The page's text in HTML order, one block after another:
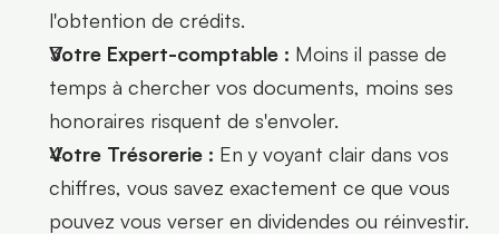
l'obtention de crédits.
Votre Expert-comptable : Moins il passe de
temps à chercher vos documents, moins ses
honoraires risquent de s'envoler.
Votre Trésorerie : En y voyant clair dans vos
chiffres, vous savez exactement ce que vous
pouvez vous verser en dividendes ou réinvestir.